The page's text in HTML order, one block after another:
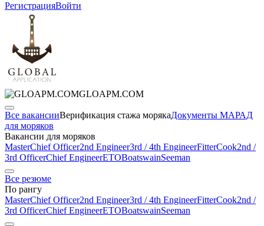
РегистрацияВойти
GLOAPM.COM
Все вакансииВерификация стажа морякаДокументы МАРАД
для моряков
Вакансии для моряков
MasterChief Officer2nd Engineer3rd / 4th EngineerFitterCook2nd /
3rd OfficerChief EngineerETOBoatswainSeeman
Все резюме
По рангу
MasterChief Officer2nd Engineer3rd / 4th EngineerFitterCook2nd /
3rd OfficerChief EngineerETOBoatswainSeeman